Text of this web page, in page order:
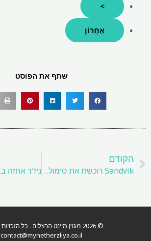
>
אַחֲרוֹן
שתף את הפוסט
קודם
הקודם
Sandvik רוכשת את סימולציית ThoroughTec של דרום אפריקה
© 2026 מגזין מיינט הרצליה . כל הזכויות שמורות.
contact@mynetherzliya.co.il